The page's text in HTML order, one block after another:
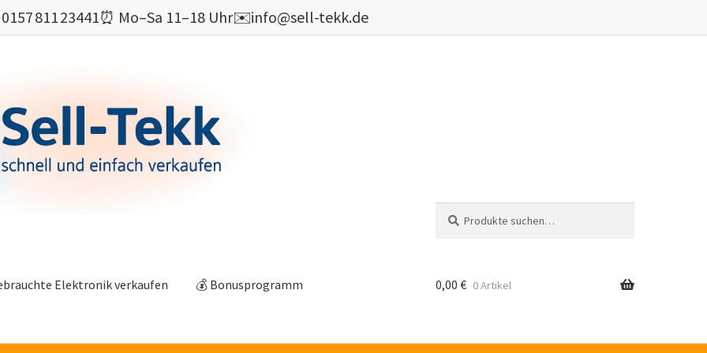
0157 811 23441⏰ Mo–Sa 11–18 Uhr✉️info@sell-tekk.de
nach:
Elektronik verkaufen 💰 Bonusprogramm 0,00 € 0 Artikel